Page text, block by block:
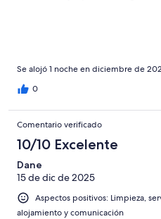
Se alojó 1 noche en diciembre de
0
Comentario verificado
10/10 Excelente
Dane
15 de dic de 2025
Aspectos positivos: Limpieza,
alojamiento y comunicación